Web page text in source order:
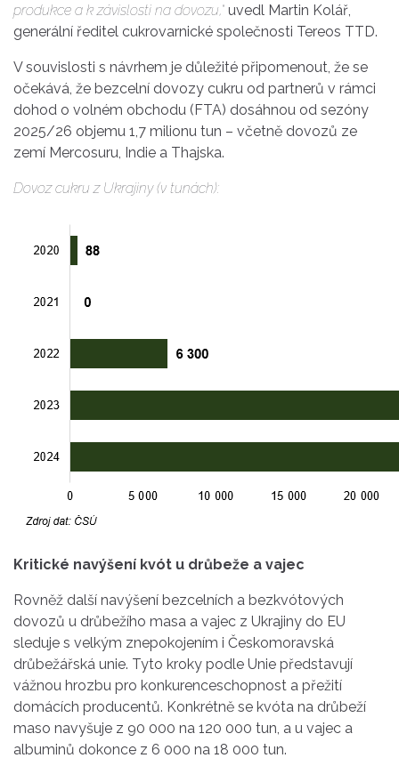
produkce a k závislosti na dovozu,“ uvedl Martin Kolář,
generální ředitel cukrovarnické společnosti Tereos TTD.
V souvislosti s návrhem je důležité připomenout, že se
očekává, že bezcelní dovozy cukru od partnerů v rámci
dohod o volném obchodu (FTA) dosáhnou od sezóny
2025/26 objemu 1,7 milionu tun – včetně dovozů ze
zemí Mercosuru, Indie a Thajska.
Dovoz cukru z Ukrajiny (v tunách):
Kritické navýšení kvót u drůbeže a vajec
Rovněž další navýšení bezcelních a bezkvótových
dovozů u drůbežího masa a vajec z Ukrajiny do EU
sleduje s velkým znepokojením i Českomoravská
drůbežářská unie. Tyto kroky podle Unie představují
vážnou hrozbu pro konkurenceschopnost a přežití
domácích producentů. Konkrétně se kvóta na drůbeží
maso navyšuje z 90 000 na 120 000 tun, a u vajec a
albuminů dokonce z 6 000 na 18 000 tun.